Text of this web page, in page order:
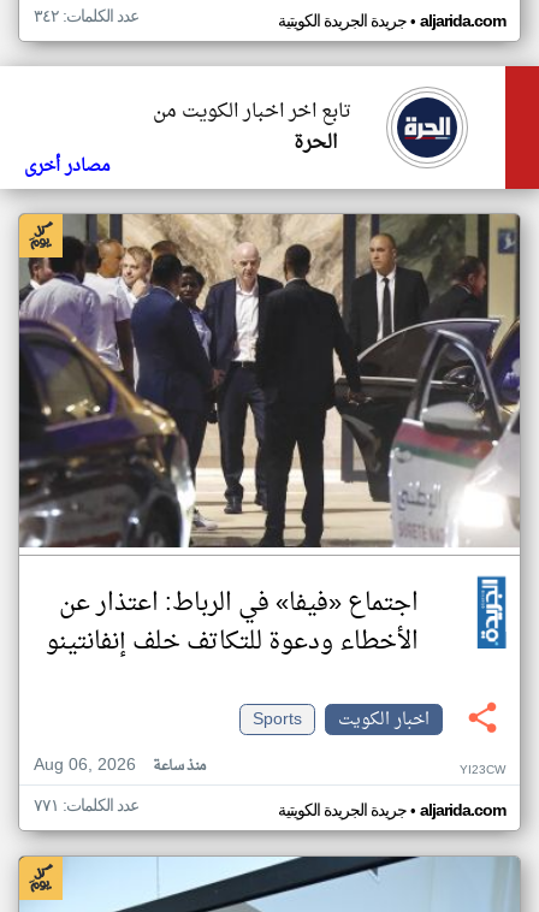
جريدة الجريدة الكويتية• aljarida.com عدد الكلمات: ٣٤٢
تابع اخر اخبار الكويت من
الحرة
مصادر أخرى
اجتماع «فيفا» في الرباط: اعتذار عن
الأخطاء ودعوة للتكاتف خلف إنفانتينو
اخبار الكويت
Sports
Aug 06, 2026
منذ ساعة YI23CW
جريدة الجريدة الكويتية• aljarida.com عدد الكلمات: ٧٧١